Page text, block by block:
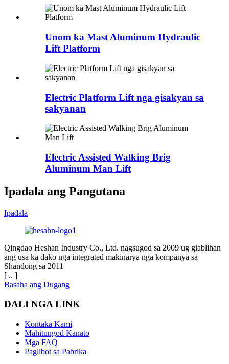
Unom ka Mast Aluminum Hydraulic
Lift Platform
Electric Platform Lift nga gisakyan sa
sakyanan
Electric Assisted Walking Brig
Aluminum Man Lift
Ipadala ang Pangutana
Ipadala
Qingdao Heshan Industry Co., Ltd. nagsugod sa 2009 ug giablihan
ang usa ka dako nga integrated makinarya nga kompanya sa
Shandong sa 2011
[ .. ]
Basaha ang Dugang
DALI NGA LINK
Kontaka Kami
Mahitungod Kanato
Mga FAQ
Paglibot sa Pabrika